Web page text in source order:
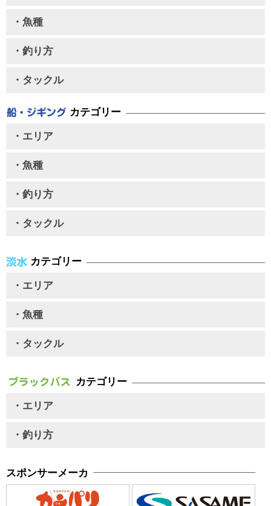
・魚種
・釣り方
・タックル
カテゴリー
・エリア
・魚種
・釣り方
・タックル
カテゴリー
・エリア
・魚種
・タックル
カテゴリー
・エリア
・釣り方
スポンサーメーカ